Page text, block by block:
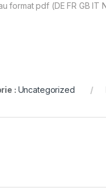
format pdf (DE FR GB IT
: Uncategorized